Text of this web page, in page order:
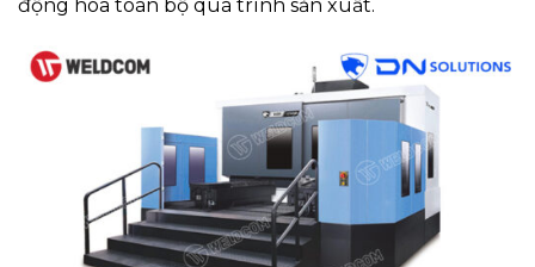
động hóa toàn bộ quá trình sản xuất.